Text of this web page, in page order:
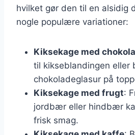
hvilket gør den til en alsidig
nogle populære variationer:
Kiksekage med
til kikseblandingen eller
chokoladeglasur på
Kiksekage med frugt:
jordbær eller hindbær
frisk smag.